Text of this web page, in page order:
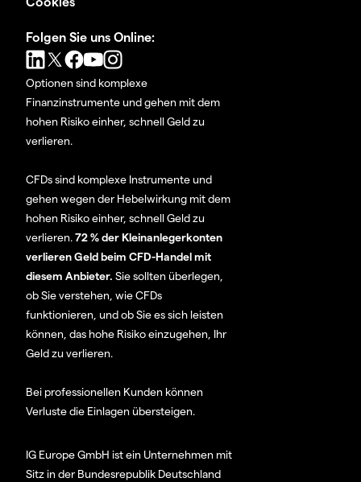
Folgen Sie uns Online:
Optionen sind komplexe
Finanzinstrumente und gehen mit dem
hohen Risiko einher, schnell Geld zu
verlieren.
CFDs sind komplexe Instrumente und
gehen wegen der Hebelwirkung mit dem
hohen Risiko einher, schnell Geld zu
verlieren.72 % der Kleinanlegerkonten
verlieren Geld beim CFD-Handel mit
diesem Anbieter. Sie sollten überlegen,
ob Sie verstehen, wie CFDs
funktionieren, und ob Sie es sich leisten
können, das hohe Risiko einzugehen, Ihr
Geld zu verlieren.
Bei professionellen Kunden können
Verluste die Einlagen übersteigen.
IG Europe GmbH ist ein Unternehmen mit
Sitz in der Bundesrepublik Deutschland